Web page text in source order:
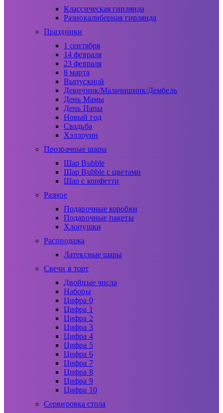
Классическая гирлянда
Разнокалиберная гирлянда
Праздники
1 сентября
14 февраля
23 февраля
8 марта
Выпускной
Девичник/Мальчишник/Дембель
День Мамы
День Папы
Новый год
Свадьба
Хэллоуин
Прозрачные шары
Шар Bubble
Шар Bubble с цветами
Шар с конфетти
Разное
Подарочные коробки
Подарочные пакеты
Хлопушки
Распродажа
Латексные шары
Свечи в торт
Двойные числа
Наборы
Цифра 0
Цифра 1
Цифра 2
Цифра 3
Цифра 4
Цифра 5
Цифра 6
Цифра 7
Цифра 8
Цифра 9
Цифра 10
Сервировка стола